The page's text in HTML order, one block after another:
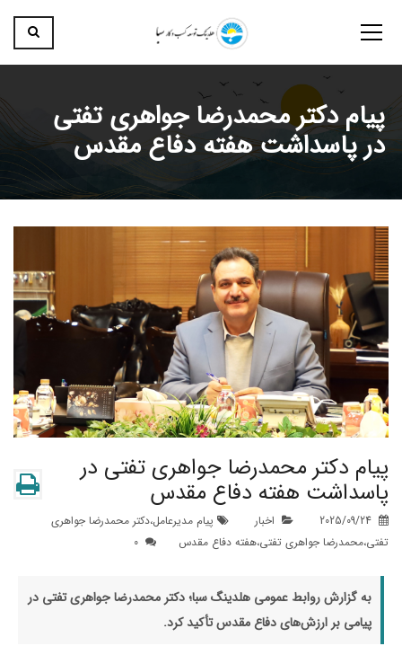
پیام دکتر محمدرضا جواهری تفتی
در پاسداشت هفته دفاع مقدس
پیام دکتر محمدرضا جواهری تفتی در
پاسداشت هفته دفاع مقدس
اخبار پیام مدیرعامل،دکتر محمدرضا جواهری
تفتی،محمدرضا جواهری تفتی،هفته دفاع مقدس
به گزارش روابط عمومی هلدینگ سبا؛ دکتر محمدرضا جواهری تفتی در
پیامی بر ارزش‌های دفاع مقدس تأکید کرد.